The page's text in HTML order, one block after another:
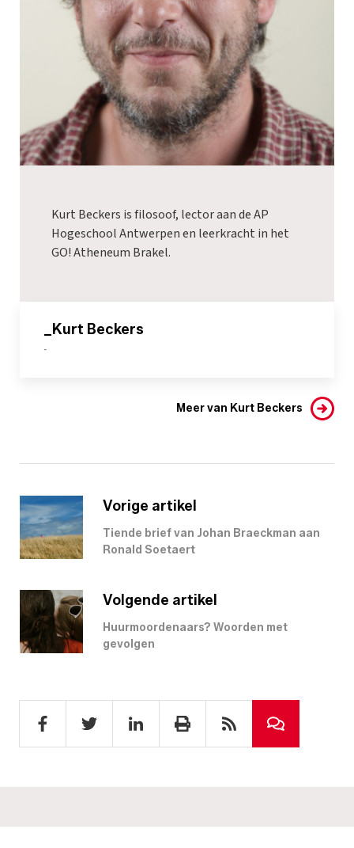
Kurt Beckers is filosoof, lector aan de AP
Hogeschool Antwerpen en leerkracht in het
GO! Atheneum Brakel.
_Kurt Beckers
-
Meer van Kurt Beckers
Vorige artikel
Tiende brief van Johan Braeckman aan
Ronald Soetaert
Volgende artikel
Huurmoordenaars? Woorden met
gevolgen